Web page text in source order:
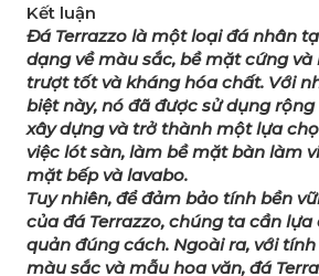
Kết luận
Đá Terrazzo là một loại đá nhân
dạng về màu sắc, bề mặt cứng và
trượt tốt và kháng hóa chất. Với
biệt này, nó đã được sử dụng
xây dựng và trở thành một lựa
việc lót sàn, làm bề mặt bàn làm
mặt bếp và lavabo.
Tuy nhiên, để đảm bảo tính bền
của đá Terrazzo, chúng ta cần lựa
quản đúng cách. Ngoài ra, với
màu sắc và mẫu hoa văn, đá